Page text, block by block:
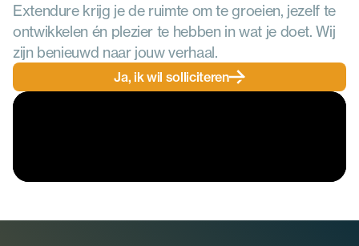
Extendure krijg je de ruimte om te groeien, jezelf te
ontwikkelen én plezier te hebben in wat je doet. Wij
zijn benieuwd naar jouw verhaal.
Ja, ik wil solliciteren